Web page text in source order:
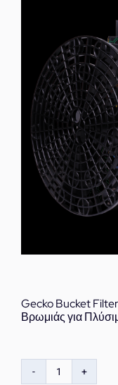
για
Δύσκολα
Σημεία
ποσότητα
Gecko Bucket
Βρωμιάς για
Gecko